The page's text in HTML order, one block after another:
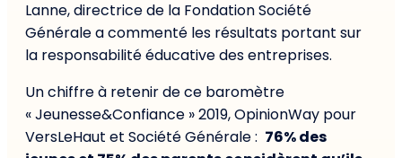
Lanne, directrice de la Fondation Société
Générale a commenté les résultats portant sur
la responsabilité éducative des entreprises.
Un chiffre à retenir de ce baromètre
« Jeunesse&Confiance » 2019, OpinionWay pour
VersLeHaut et Société Générale : 76% des